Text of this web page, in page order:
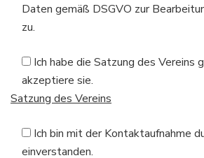
Daten gemäß DSGVO zur
zu.
Ich habe die Satzung des Vereins
akzeptiere sie.
Satzung des Vereins
Ich bin mit der Kontaktaufnahme
einverstanden.